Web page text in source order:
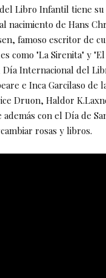
Libro Infantil tiene su
nacimiento de Hans
famoso escritor de
como "La Sirenita" y
Día Internacional del
e Inca Garcilaso de
Druon, Haldor
con el Día de
rosas y libros.